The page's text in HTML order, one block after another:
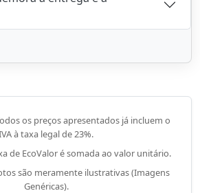
os preços apresentados já incluem o
à taxa legal de 23%.
de EcoValor é somada ao valor unitário.
são meramente ilustrativas (Imagens
Genéricas).